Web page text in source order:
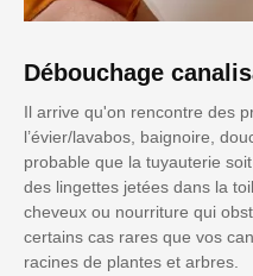
Débouchage
Il arrive qu'on rencontre des
l’évier/lavabos, baignoire,
probable que la tuyauterie
des lingettes jetées dans la
cheveux ou nourriture qui
certains cas rares que vos
racines de plantes et arbres.